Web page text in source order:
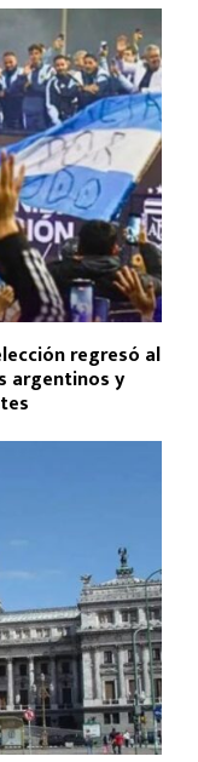
regresó al
argentinos y